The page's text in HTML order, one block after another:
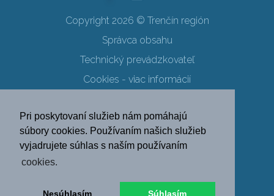
Pri poskytovaní služieb nám pomáhajú
súbory cookies. Používaním našich služieb
vyjadrujete súhlas s naším používaním
cookies.
Nesúhlasím Súhlasím
Copyright 2026 © Trenčín región
Správca obsahu
Technický prevádzkovateľ
Cookies - viac informácií
Ochrana osobných údajov
SK EN DE
PL